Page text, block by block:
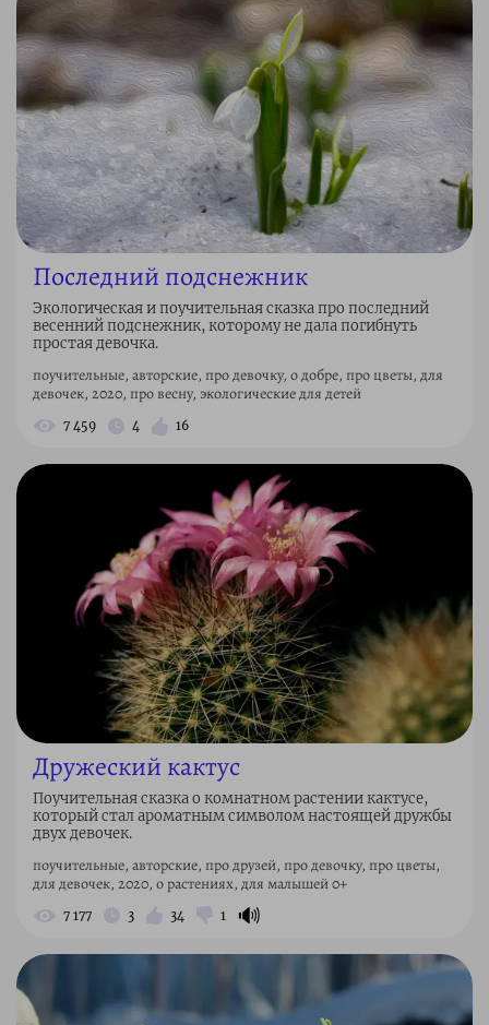
Последний подснежник
Экологическая и поучительная сказка про последний
весенний подснежник, которому не дала погибнуть
простая девочка.
поучительные, авторские, про девочку, о добре, про цветы, для
девочек, 2020, про весну, экологические для детей
7 459 4 16
Дружеский кактус
Поучительная сказка о комнатном растении кактусе,
который стал ароматным символом настоящей дружбы
двух девочек.
поучительные, авторские, про друзей, про девочку, про цветы,
для девочек, 2020, о растениях, для малышей 0+
7 177 3 34 1 🔊